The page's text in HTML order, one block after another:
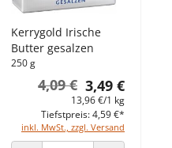
Kerrygold Irische
Butter gesalzen
250 g
3,49 €
4,09 €
13,96 €/1 kg
inkl. MwSt., zzgl. Versand
Tiefstpreis: 4,59 €*